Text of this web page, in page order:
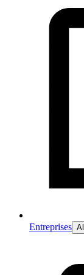
Entreprises